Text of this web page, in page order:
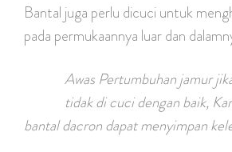
Bantal juga perlu dicuci untuk
pada permukaannya luar dan
Awas Pertumbuhan jamur
tidak di cuci dengan baik,
bantal dacron dapat menyimpan